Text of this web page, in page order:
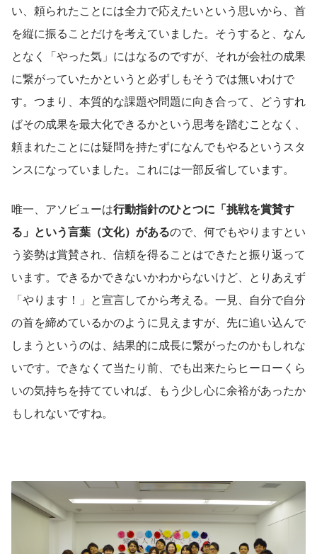
い、頼られたことには全力で応えたいという思いから、首
を縦に振ることだけを考えていました。そうすると、なん
となく「やった気」にはなるのですが、それが会社の成果
に繋がっていたかというと必ずしもそうでは無いわけで
す。つまり、本質的な課題や問題に向き合って、どうすれ
ばその成果を最大化できるかという思考を踏むことなく、
頼まれたことには疑問を持たずになんでもやるというスタ
ンスになっていました。これには一部反省しています。
唯一、アソビューは行動指針のひとつに「挑戦を賞賛す
る」という言葉（文化）があるので、何でもやりますとい
う姿勢は賞賛され、信頼を得ることはできたと振り返って
います。できるかできないかわからないけど、とりあえず
「やります！」と宣言してから考える。一見、自分で自分
の首を締めているかのように見えますが、先に追い込んで
しまうというのは、結果的に成長に繋がったのかもしれな
いです。できなくて当たり前、でも出来たらヒーローくら
いの気持ちを持てていれば、もう少し心に余裕があったか
もしれないですね。